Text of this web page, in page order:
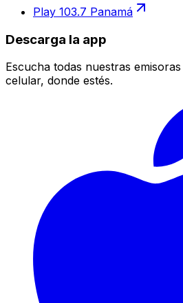
Play 103.7 Panamá
Descarga la app
Escucha todas nuestras
celular, donde estés.